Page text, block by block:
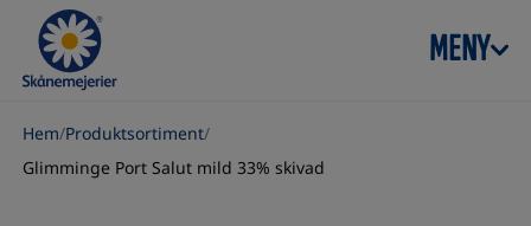
Skip to content
MENY
Hem/Produktsortiment/
Glimminge Port Salut mild 33% skivad